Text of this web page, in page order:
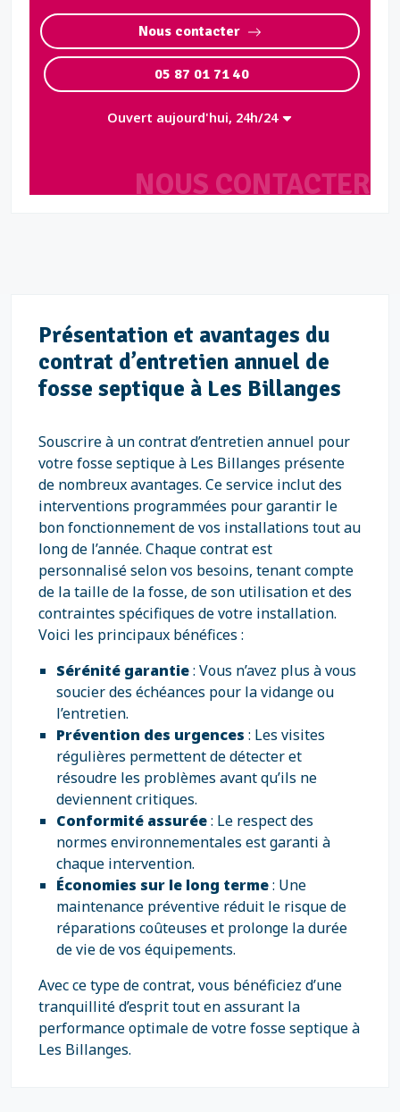
NOUS CONTACTER
Nous contacter
05 87 01 71 40
Ouvert aujourd'hui, 24h/24
Présentation et avantages du
contrat d’entretien annuel de
fosse septique à Les Billanges
Souscrire à un contrat d’entretien annuel pour
votre fosse septique à Les Billanges présente
de nombreux avantages. Ce service inclut des
interventions programmées pour garantir le
bon fonctionnement de vos installations tout au
long de l’année. Chaque contrat est
personnalisé selon vos besoins, tenant compte
de la taille de la fosse, de son utilisation et des
contraintes spécifiques de votre installation.
Voici les principaux bénéfices :
Sérénité garantie: Vous n’avez plus à vous
soucier des échéances pour la vidange ou
l’entretien.
Prévention des urgences : Les visites
régulières permettent de détecter et
résoudre les problèmes avant qu’ils ne
deviennent critiques.
Conformité assurée: Le respect des
normes environnementales est garanti à
chaque intervention.
Économies sur le long terme: Une
maintenance préventive réduit le risque de
réparations coûteuses et prolonge la durée
de vie de vos équipements.
Avec ce type de contrat, vous bénéficiez d’une
tranquillité d’esprit tout en assurant la
performance optimale de votre fosse septique à
Les Billanges.